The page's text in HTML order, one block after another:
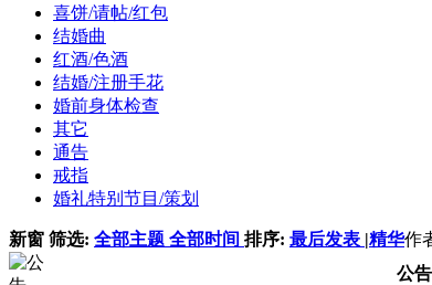
喜饼/请帖/红包
结婚曲
红酒/色酒
结婚/注册手花
婚前身体检查
其它
通告
戒指
婚礼特别节目/策划
新窗 筛选: 全部主题 全部时间 排序: 最后发表 |精华作
公